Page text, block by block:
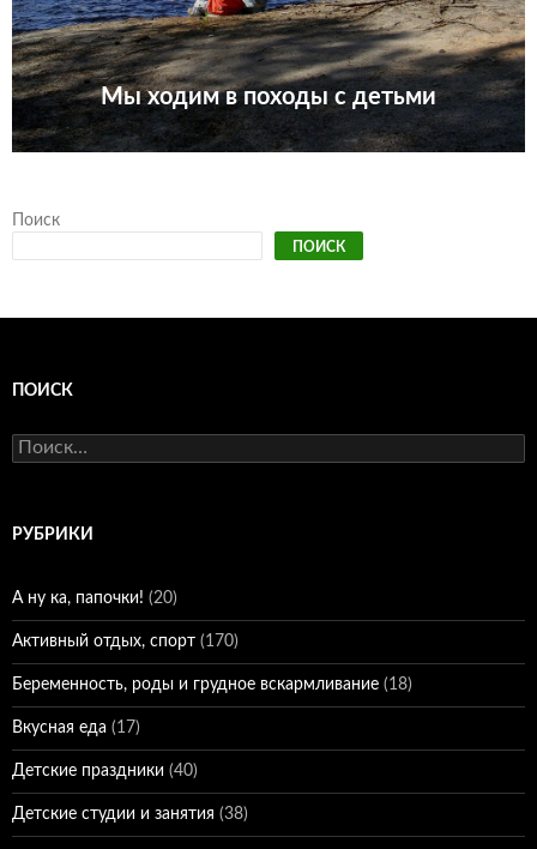
Мы ходим в походы с детьми
Поиск
ПОИСК
ПОИСК
Найти:
РУБРИКИ
А ну ка, папочки! (20)
Активный отдых, спорт (170)
Беременность, роды и грудное вскармливание (18)
Вкусная еда (17)
Детские праздники (40)
Детские студии и занятия (38)